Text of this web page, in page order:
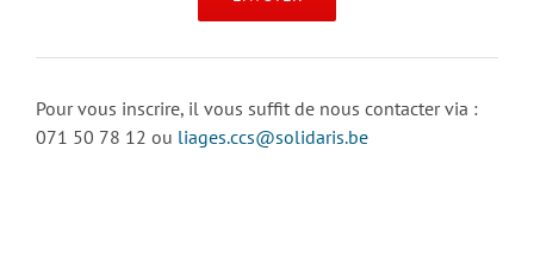
Pour vous inscrire, il vous suffit de nous contacter via :
071 50 78 12 ou liages.ccs@solidaris.be